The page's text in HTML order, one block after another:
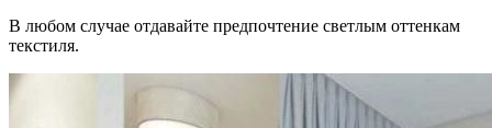
В любом случае отдавайте предпочтение светлым оттенкам
текстиля.